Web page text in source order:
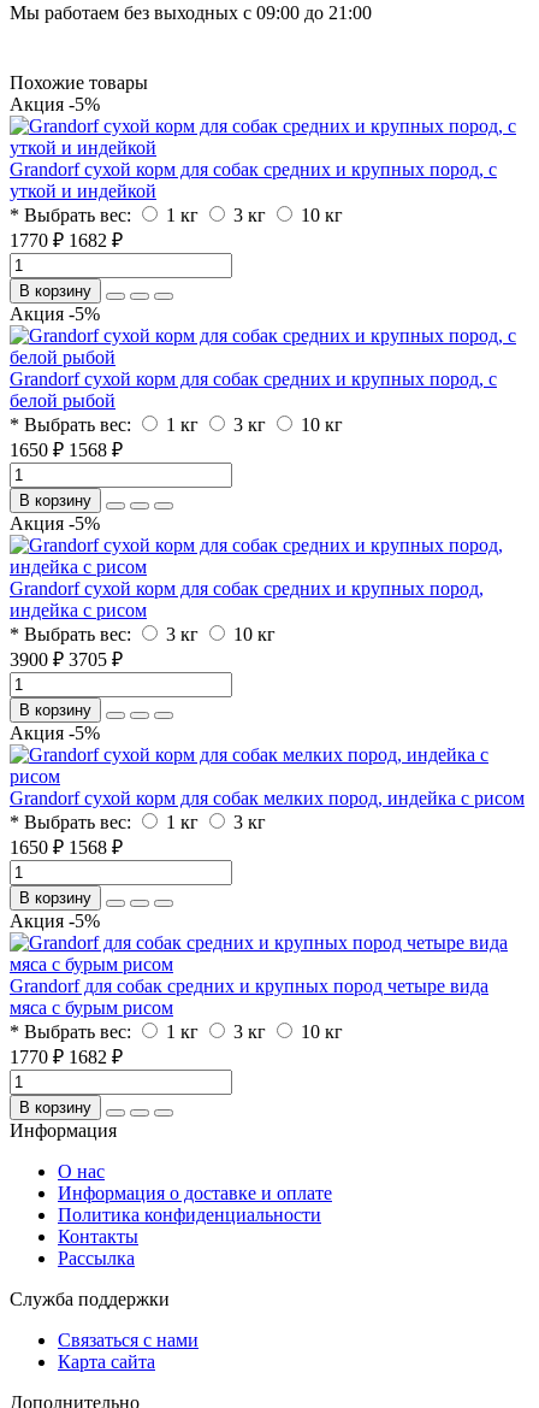
Мы работаем без выходных с 09:00 до 21:00
Похожие товары
Акция -5%
Grandorf сухой корм для собак средних и крупных пород, с
уткой и индейкой
* Выбрать вес:
1 кг 3 кг
10 кг
1770 ₽ 1682 ₽
В корзину
Акция -5%
Grandorf сухой корм для собак средних и крупных пород, с
белой рыбой
* Выбрать вес:
1 кг 3 кг
10 кг
1650 ₽ 1568 ₽
В корзину
Акция -5%
Grandorf сухой корм для собак средних и крупных пород,
индейка с рисом
* Выбрать вес:
3 кг
10 кг
3900 ₽ 3705 ₽
В корзину
Акция -5%
Grandorf сухой корм для собак мелких пород, индейка с рисом
* Выбрать вес:
1 кг
3 кг
1650 ₽ 1568 ₽
В корзину
Акция -5%
Grandorf для собак средних и крупных пород четыре вида
мяса с бурым рисом
* Выбрать вес:
1 кг 3 кг
10 кг
1770 ₽ 1682 ₽
В корзину
Информация
O нас
Информация о доставке и оплате
Политика конфиденциальности
Контакты
Рассылка
Служба поддержки
Связаться с нами
Карта сайта
Дополнительно